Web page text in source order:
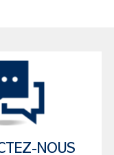
NOUS